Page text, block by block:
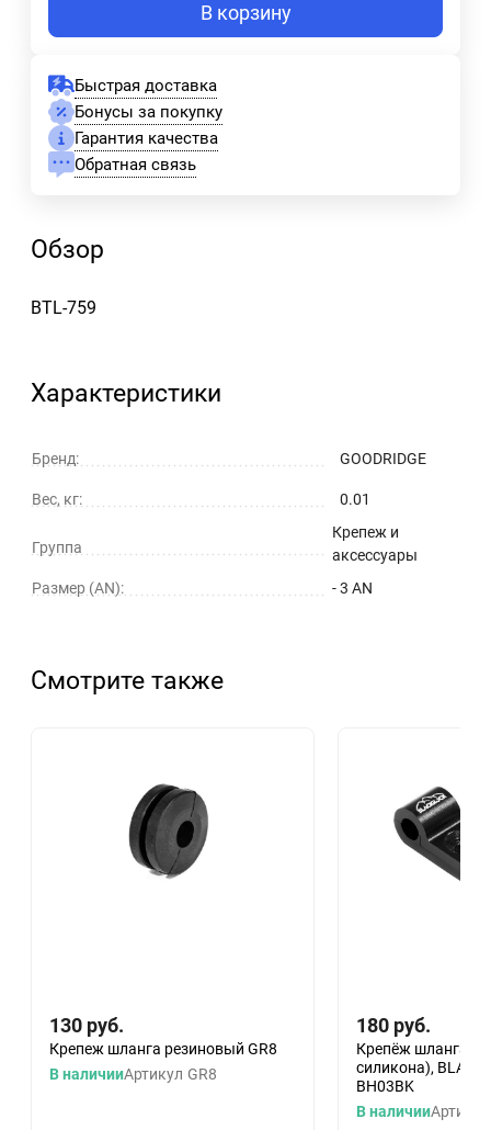
В корзину
Быстрая доставка
Бонусы за покупку
Гарантия качества
Обратная связь
Обзор
BTL-759
Характеристики
Бренд: GOODRIDGE
Вес, кг: 0.01
Группа
Крепеж и
аксессуары
Размер (AN):
- 3 AN
Смотрите также
130 руб.
Крепеж шланга резиновый GR8
В наличииАртикул GR8
180 руб.
Крепёж шланга
силикона),
BH03BK
В наличииАртикул